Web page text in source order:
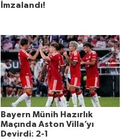
İmzalandı!
Bayern Münih Hazırlık
Maçında Aston Villa’yı
Devirdi: 2-1